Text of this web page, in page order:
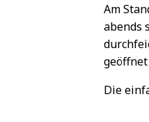
Am
abends
Die